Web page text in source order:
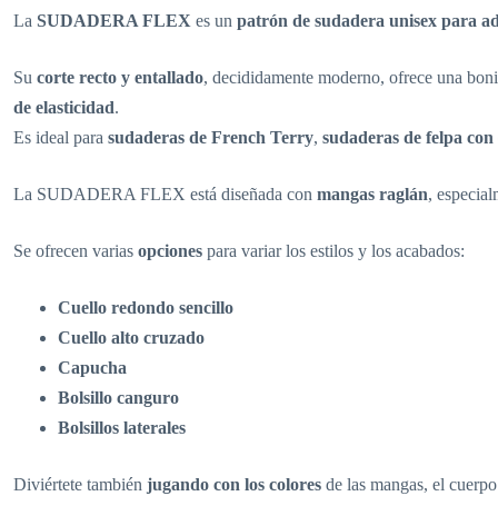
La SUDADERA FLEX es un patrón de sudadera unisex para
Su corte recto y entallado, decididamente moderno, ofrece una
de elasticidad.
Es ideal para sudaderas de French Terry, sudaderas de felpa con
La SUDADERA FLEX está diseñada con mangas raglán,
Se ofrecen varias opciones para variar los estilos y los acabados:
Cuello redondo sencillo
Cuello alto cruzado
Capucha
Bolsillo canguro
Bolsillos laterales
Diviértete también jugando con los colores de las mangas, el